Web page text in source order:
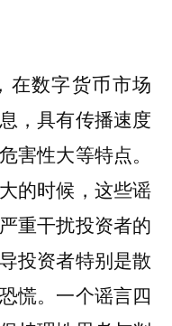
在数字货币市场
，具有传播速度
害性大等特点。
的时候，这些谣
重干扰投资者的
投资者特别是散
慌。一个谣言四